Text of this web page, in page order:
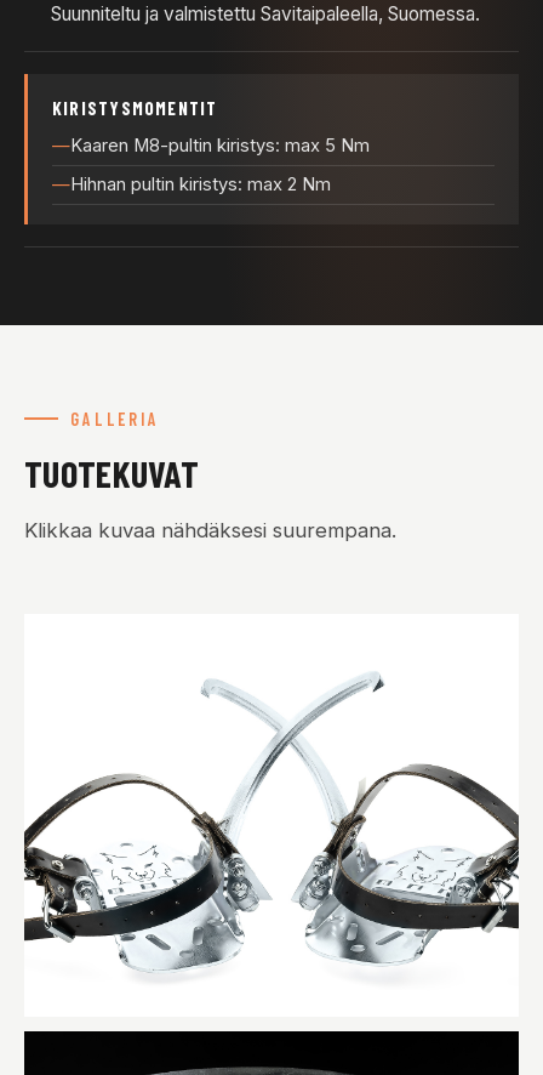
Suunniteltu ja valmistettu Savitaipaleella, Suomessa.
KIRISTYSMOMENTIT
Kaaren M8-pultin kiristys: max 5 Nm
Hihnan pultin kiristys: max 2 Nm
GALLERIA
TUOTEKUVAT
Klikkaa kuvaa nähdäksesi suurempana.